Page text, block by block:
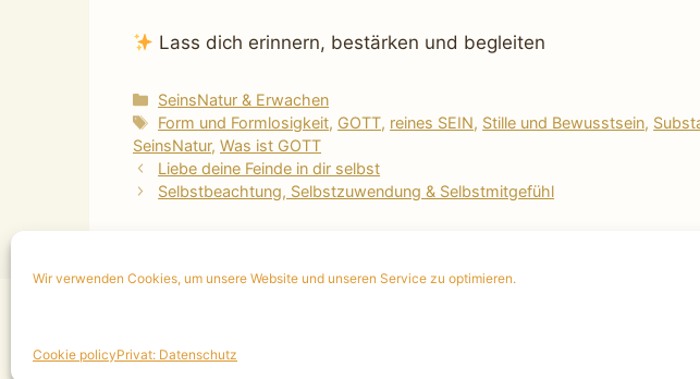
Wir verwenden Cookies, um unsere Website und unseren Service zu optimieren.
Cookie policyPrivat: Datenschutz
Lass dich erinnern, bestärken und begleiten
Kategorien
SeinsNatur & Erwachen
Schlagwörter
Form und Formlosigkeit, GOTT, reines SEIN, Stille und Bewusstsein,
SeinsNatur, Was ist GOTT
Liebe deine Feinde in dir selbst
Selbstbeachtung, Selbstzuwendung & Selbstmitgefühl